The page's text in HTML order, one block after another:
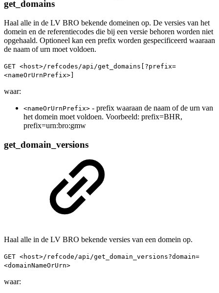
get_domains
Haal alle in de LV BRO bekende domeinen op. De versies van het
domein en de referentiecodes die bij een versie behoren worden niet
opgehaald. Optioneel kan een prefix worden gespecificeerd waaraan
de naam of urn moet voldoen.
GET <host>/refcodes/api/get_domains[?prefix=
<nameOrUrnPrefix>]
waar:
<nameOrUrnPrefix> - prefix waaraan de naam of de urn van
het domein moet voldoen. Voorbeeld: prefix=BHR,
prefix=urn:bro:gmw
get_domain_versions
Haal alle in de LV BRO bekende versies van een domein op.
GET <host>/refcode/api/get_domain_versions?domain=
<domainNameOrUrn>
waar: